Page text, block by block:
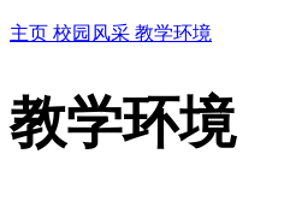
主页 校园风采 教学环境
教学环境